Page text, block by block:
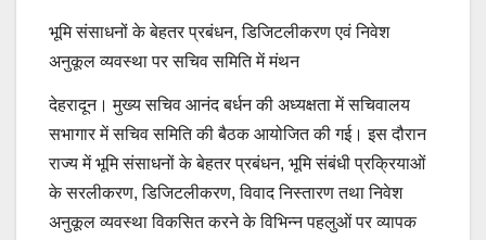
भूमि संसाधनों के बेहतर प्रबंधन, डिजिटलीकरण एवं निवेश
अनुकूल व्यवस्था पर सचिव समिति में मंथन
देहरादून। मुख्य सचिव आनंद बर्धन की अध्यक्षता में सचिवालय
सभागार में सचिव समिति की बैठक आयोजित की गई। इस दौरान
राज्य में भूमि संसाधनों के बेहतर प्रबंधन, भूमि संबंधी प्रक्रियाओं
के सरलीकरण, डिजिटलीकरण, विवाद निस्तारण तथा निवेश
अनुकूल व्यवस्था विकसित करने के विभिन्न पहलुओं पर व्यापक